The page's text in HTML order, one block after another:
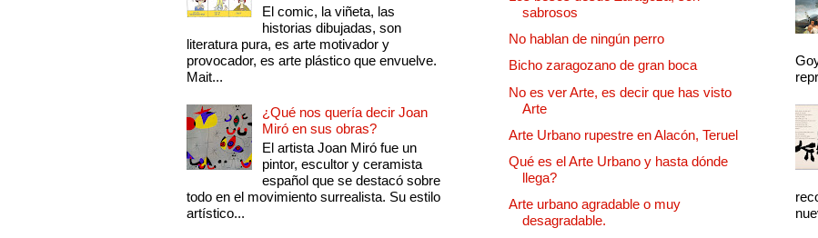
El comic, la viñeta, las
historias dibujadas, son
literatura pura, es arte motivador y
provocador, es arte plástico que envuelve.
Mait...
¿Qué nos quería decir Joan
Miró en sus obras?
El artista Joan Miró fue un
pintor, escultor y ceramista
español que se destacó sobre
todo en el movimiento surrealista. Su estilo
artístico...
sabrosos
No hablan de ningún perro
Bicho zaragozano de gran boca
No es ver Arte, es decir que has visto
Arte
Arte Urbano rupestre en Alacón, Teruel
Qué es el Arte Urbano y hasta dónde
llega?
Arte urbano agradable o muy
desagradable.